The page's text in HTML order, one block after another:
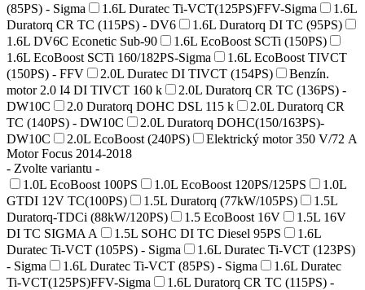
(85PS) - Sigma
1.6L Duratec Ti-VCT(125PS)FFV-Sigma
1.6L
Duratorq CR TC (115PS) - DV6
1.6L Duratorq DI TC (95PS)
1.6L DV6C Econetic Sub-90
1.6L EcoBoost SCTi (150PS)
1.6L EcoBoost SCTi 160/182PS-Sigma
1.6L EcoBoost TIVCT
(150PS) - FFV
2.0L Duratec DI TIVCT (154PS)
Benzín.
motor 2.0 I4 DI TIVCT 160 k
2.0L Duratorq CR TC (136PS) -
DW10C
2.0 Duratorq DOHC DSL 115 k
2.0L Duratorq CR
TC (140PS) - DW10C
2.0L Duratorq DOHC(150/163PS)-
DW10C
2.0L EcoBoost (240PS)
Elektrický motor 350 V/72 A
Motor Focus 2014-2018
- Zvolte variantu -
1.0L EcoBoost 100PS
1.0L EcoBoost 120PS/125PS
1.0L
GTDI 12V TC(100PS)
1.5L Duratorq (77kW/105PS)
1.5L
Duratorq-TDCi (88kW/120PS)
1.5 EcoBoost 16V
1.5L 16V
DI TC SIGMA A
1.5L SOHC DI TC Diesel 95PS
1.6L
Duratec Ti-VCT (105PS) - Sigma
1.6L Duratec Ti-VCT (123PS)
- Sigma
1.6L Duratec Ti-VCT (85PS) - Sigma
1.6L Duratec
Ti-VCT(125PS)FFV-Sigma
1.6L Duratorq CR TC (115PS) -